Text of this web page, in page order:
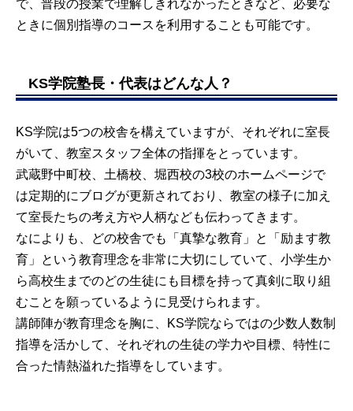
で、普段の授業で理解しきれなかったときなど、必要な
ときに個別指導のコースを利用することも可能です。
KS学院塾長・代表はどんな人？
KS学院は5つの校舎を構えていますが、それぞれに室長
がいて、教室スタッフ全体の指揮をとっています。
武蔵野中町校、土橋校、堀西校の3校のホームページで
は定期的にブログが更新されており、教室の様子に加え
て室長たちの考え方や人柄なども伝わってきます。
なによりも、どの校舎でも「真摯な教育」と「励ます教
育」という教育理念を非常に大切にしていて、小学生か
ら高校生までのどの生徒にも目標を持って真剣に取り組
むことを願っているように見受けられます。
講師陣が教育理念を胸に、KS学院ならではの少数人数制
指導を活かして、それぞれの生徒の学力や目標、特性に
合った情熱溢れた指導をしています。